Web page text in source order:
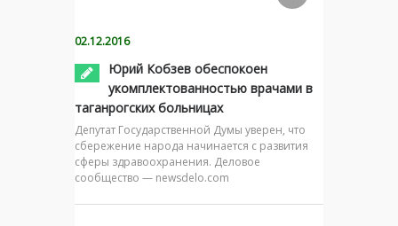
02.12.2016
Юрий Кобзев обеспокоен
укомплектованностью врачами в
таганрогских больницах
Депутат Государственной Думы уверен, что
сбережение народа начинается с развития
сферы здравоохранения. Деловое
сообщество — newsdelo.com